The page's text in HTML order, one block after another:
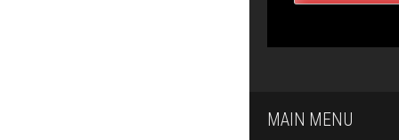
MAIN MENU